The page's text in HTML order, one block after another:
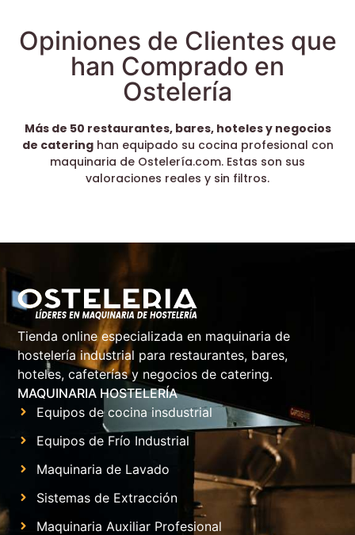
Opiniones de Clientes que
han Comprado en
Ostelería
Más de 50 restaurantes, bares, hoteles y negocios
de cateringhan equipado su cocina profesional con
maquinaria de Ostelería.com. Estas son sus
valoraciones reales y sin filtros.
Tienda online especializada en maquinaria de
hostelería industrial para restaurantes, bares,
hoteles, cafeterías y negocios de catering.
MAQUINARIA HOSTELERÍA
Equipos de cocina insdustrial
Equipos de Frío Industrial
Maquinaria de Lavado
Sistemas de Extracción
Maquinaria Auxiliar Profesional